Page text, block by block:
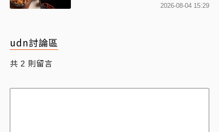
2026-08-04 15:29
udn討論區
共 2 則留言